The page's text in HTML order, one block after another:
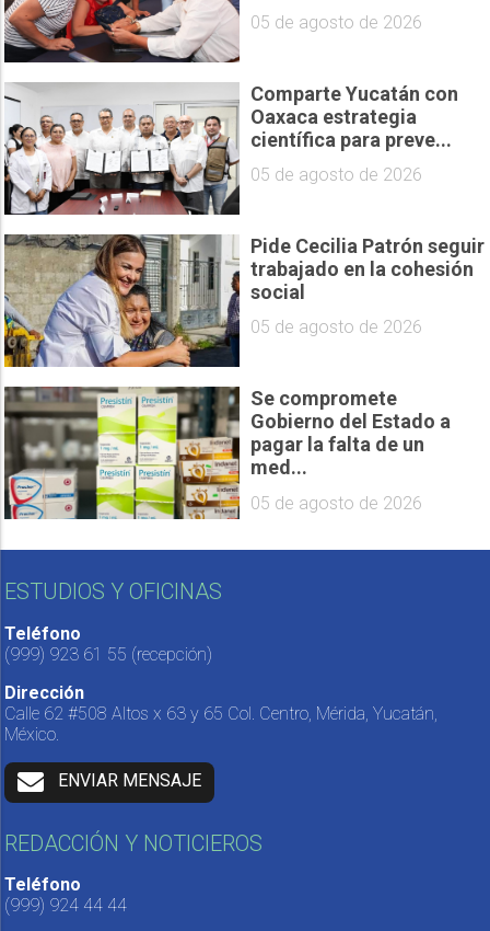
05 de agosto de 2026
Comparte Yucatán con
Oaxaca estrategia
científica para preve...
05 de agosto de 2026
Pide Cecilia Patrón seguir
trabajado en la cohesión
social
05 de agosto de 2026
Se compromete
Gobierno del Estado a
pagar la falta de un
med...
05 de agosto de 2026
ESTUDIOS Y OFICINAS
Teléfono
(999) 923 61 55 (recepción)
Dirección
Calle 62 #508 Altos x 63 y 65 Col. Centro, Mérida, Yucatán,
México.
ENVIAR MENSAJE
REDACCIÓN Y NOTICIEROS
Teléfono
(999) 924 44 44